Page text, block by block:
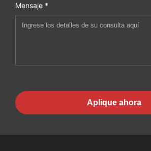
Mensaje *
Aplique ahora